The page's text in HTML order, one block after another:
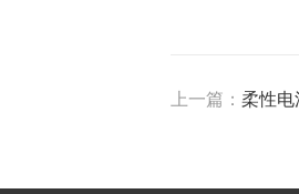
上一篇：柔性